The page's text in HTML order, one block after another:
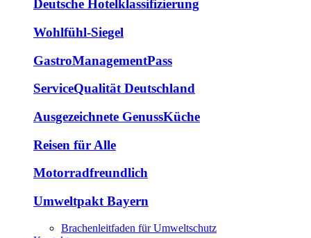
Deutsche Hotelklassifizierung
Wohlfühl-Siegel
GastroManagementPass
ServiceQualität Deutschland
Ausgezeichnete GenussKüche
Reisen für Alle
Motorradfreundlich
Umweltpakt Bayern
Brachenleitfaden für Umweltschutz